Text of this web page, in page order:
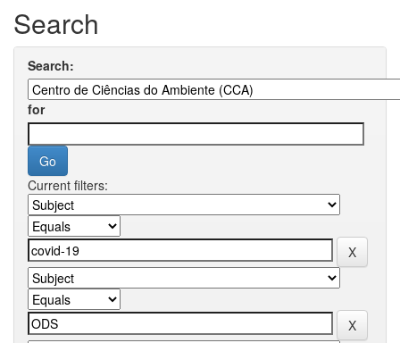
Search
Search:
for
Current filters: